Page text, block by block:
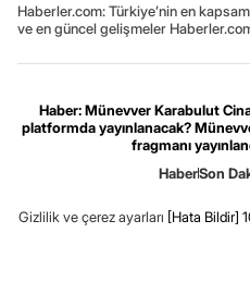
Haberler.com: Türkiye’nin en
ve en güncel gelişmeler
Haber: Münevver Karabulut
platformda yayınlanacak?
fragmanı
HaberSon
Gizlilik ve çerez ayarları [Hata Bildir]